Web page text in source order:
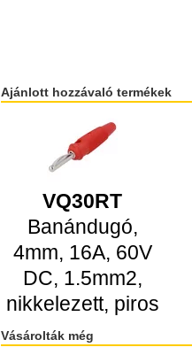
Ajánlott hozzávaló termékek
VQ30RT
Banándugó,
4mm, 16A, 60V
DC, 1.5mm2,
nikkelezett, piros
Vásárolták még